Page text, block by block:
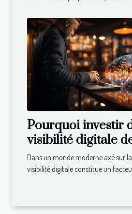
Pourquoi investir
visibilité digitale
entreprise ?
Dans un monde moderne axé sur
visibilité digitale constitue un facteur